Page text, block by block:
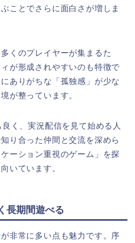
ことでさらに面白さが増しま
くのプレイヤーが集まるた
が形成されやすいのも特徴で
ありがちな「孤独感」が少な
が整っています。
く、実況配信を見て始める人
り合った仲間と交流を深めら
ーション重視のゲーム」を探
いています。
長期間遊べる
非常に多い点も魅力です。序